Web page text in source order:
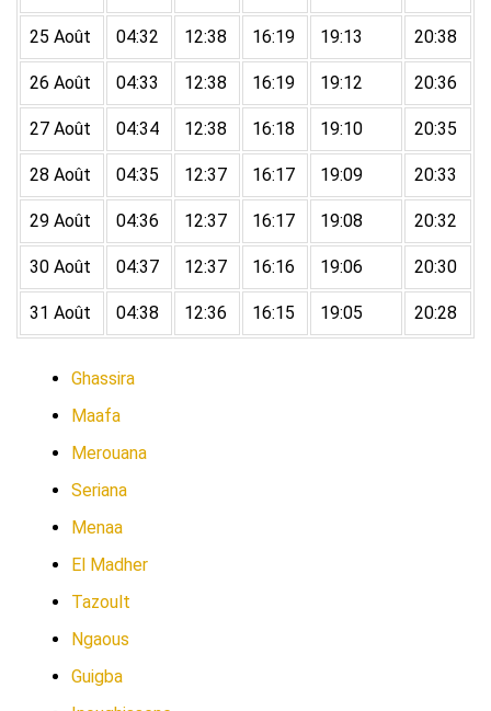
25 Août 04:32 12:38 16:19 19:13 20:38
26 Août 04:33 12:38 16:19 19:12 20:36
27 Août 04:34 12:38 16:18 19:10 20:35
28 Août 04:35 12:37 16:17 19:09 20:33
29 Août 04:36 12:37 16:17 19:08 20:32
30 Août 04:37 12:37 16:16 19:06 20:30
31 Août 04:38 12:36 16:15 19:05 20:28
Ghassira
Maafa
Merouana
Seriana
Menaa
El Madher
Tazoult
Ngaous
Guigba